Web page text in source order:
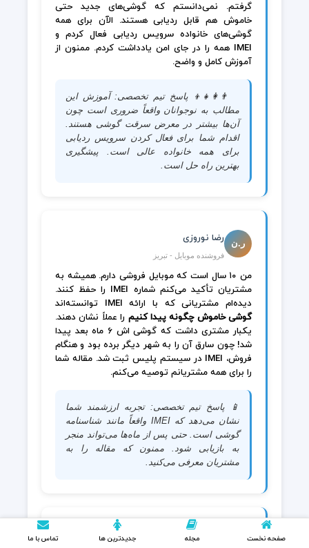
گرفتم. نمی‌دانستم که گوشی‌های جدید حتی
خاموش هم قابل ردیابی هستند. الآن برای همه
گوشی‌های خانواده سرویس ردیابی فعال کردم و
IMEI همه را در جای امن یادداشت کردم. ممنون از
آموزش کامل و واضح.
👨‍👩‍👧‍👦 پاسخ تیم تخصصی: آموزش این
مطالب به نوجوانان واقعاً ضروری است چون
آن‌ها بیشتر در معرض سرقت گوشی هستند.
اقدام شما برای فعال کردن سرویس ردیابی
برای همه خانواده عالی است. پیشگیری
بهترین راه حل است.
ر.ن رضا نوروزی
فروشنده موبایل - تبریز
من ۱۰ سال است که موبایل فروشی دارم. همیشه به
مشتریان تأکید می‌کنم شماره IMEI را حفظ کنند.
دیده‌ام مشتریانی که با ارائه IMEI توانسته‌اند
گوشی خاموش چگونه پیدا کنیم را عملاً نشان دهند.
یکبار مشتری داشت که گوشی اش ۶ ماه بعد پیدا
شد! چون سارق آن را به شهر دیگر برده بود و هنگام
فروش، IMEI در سیستم پلیس ثبت شد. مقاله شما
را برای همه مشتریانم توصیه می‌کنم.
📱 پاسخ تیم تخصصی: تجربه ارزشمند شما
نشان می‌دهد که IMEI واقعاً مانند شناسنامه
گوشی است. حتی پس از ماه‌ها می‌تواند منجر
به بازیابی شود. ممنون که مقاله را به
مشتریان معرفی می‌کنید.
ن.ش نازنین شریفی صفحه نخست مجله جدیدترین ها تماس با ما